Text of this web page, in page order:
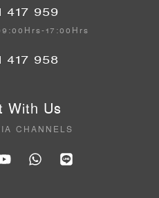
417 959
17:00Hrs
417 958
With Us
CHANNELS